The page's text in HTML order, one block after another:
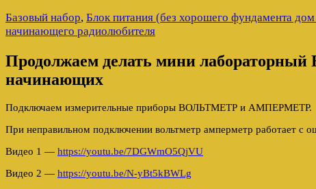
Базовый набор, Блок питания (без хорошего фундамента дом
начинающего радиолюбителя
Продолжаем делать мини лабораторный
начинающих
Подключаем измерительные приборы ВОЛЬТМЕТР и АМПЕРМЕТР.
При неправильном подключении вольтметр амперметр работает с
Видео 1 — https://youtu.be/7DGWmO5QjVU
Видео 2 — https://youtu.be/N-yBt5kBWLg